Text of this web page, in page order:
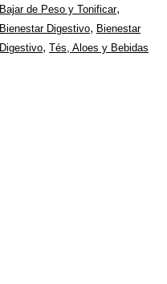
Bajar de Peso y Tonificar,
Bienestar Digestivo, Bienestar
Digestivo, Tés, Aloes y Bebidas